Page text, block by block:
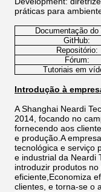
práticas para
Documentação do
GitHub:
Repositório:
Fórum:
Tutoriais em
Introdução à
A Shanghai Neardi
2014, focando no
fornecendo aos
e produção.A
tecnológica e serviço
e industrial da Neardi
introduzir produtos
eficiente,Economiza
clientes, e torna-se o